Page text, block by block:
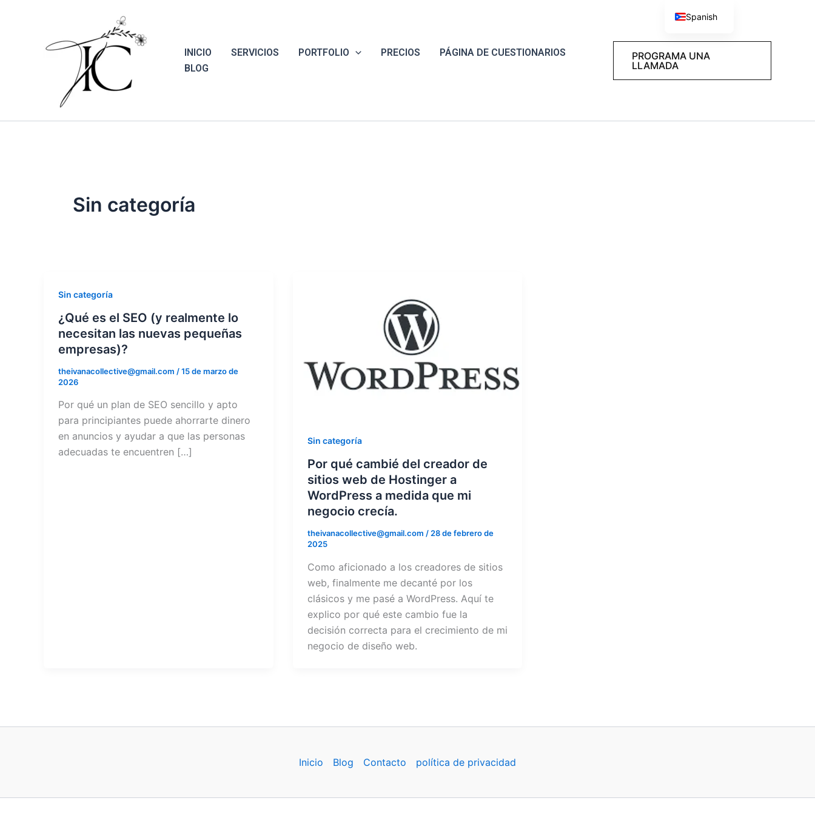
INICIO SERVICIOS PORTFOLIO PRECIOS
PÁGINA DE CUESTIONARIOS
BLOG
PROGRAMA UNA
LLAMADA
Sin categoría
Sin categoría
¿Qué es el SEO (y realmente lo
necesitan las nuevas pequeñas
empresas)?
theivanacollective@gmail.com /15 de marzo de
2026
Por qué un plan de SEO sencillo y apto
para principiantes puede ahorrarte dinero
en anuncios y ayudar a que las personas
adecuadas te encuentren […]
Sin categoría
Por qué cambié del creador de
sitios web de Hostinger a
WordPress a medida que mi
negocio crecía.
theivanacollective@gmail.com / 28 de febrero de
2025
Como aficionado a los creadores de sitios
web, finalmente me decanté por los
clásicos y me pasé a WordPress. Aquí te
explico por qué este cambio fue la
decisión correcta para el crecimiento de mi
negocio de diseño web.
Inicio Blog Contacto política de privacidad
Spanish